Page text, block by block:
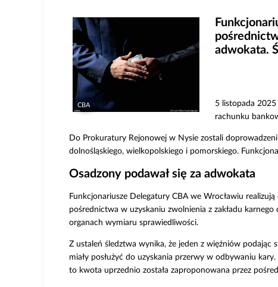
CBA
adwokata.
5 listopada
rachunku
Do Prokuratury Rejonowej w Nysie zostali
dolnośląskiego, wielkopolskiego i pomorskiego.
Osadzony podawał się za adwokata
Funkcjonariusze Delegatury CBA we Wrocławiu
pośrednictwa w uzyskaniu zwolnienia z zakładu
organach wymiaru sprawiedliwości.
Z ustaleń śledztwa wynika, że jeden z więźniów
miały posłużyć do uzyskania przerwy w odbywaniu
to kwota uprzednio została zaproponowana przez